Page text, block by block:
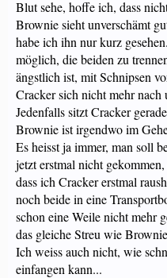
Blut sehe, hoffe ich, dass
Brownie sieht unverschämt
habe ich ihn nur kurz
möglich, die beiden zu
ängstlich ist, mit Schnipsen
Cracker sich nicht mehr nach
Jedenfalls sitzt Cracker
Brownie ist irgendwo im
Es heisst ja immer, man soll
jetzt erstmal nicht
dass ich Cracker erstmal
noch beide in eine
schon eine Weile nicht mehr
das gleiche Streu wie
Ich weiss auch nicht, wie
einfangen kann...